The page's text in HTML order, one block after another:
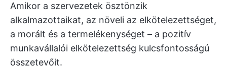
Amikor a szervezetek ösztönzik
alkalmazottaikat, az növeli az elkötelezettséget,
a morált és a termelékenységet – a pozitív
munkavállalói elkötelezettség kulcsfontosságú
összetevőit.